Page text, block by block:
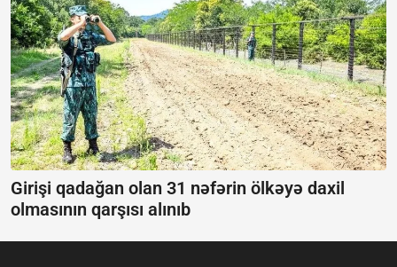
Girişi qadağan olan 31 nəfərin ölkəyə daxil
olmasının qarşısı alınıb